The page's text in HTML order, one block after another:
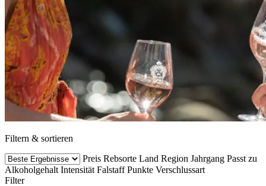
Filtern & sortieren
Preis Rebsorte Land Region Jahrgang Passt zu
Alkoholgehalt Intensität Falstaff Punkte Verschlussart
Filter